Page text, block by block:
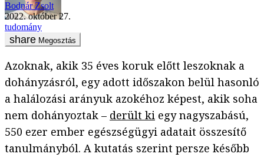
Bodnár Zsolt
2022. október 27.
tudomány
Megosztás
Azoknak, akik 35 éves koruk előtt leszoknak a
dohányzásról, egy adott időszakon belül hasonló
a halálozási arányuk azokéhoz képest, akik soha
nem dohányoztak – derült ki egy nagyszabású,
550 ezer ember egészségügyi adatait összesítő
tanulmányból. A kutatás szerint persze később